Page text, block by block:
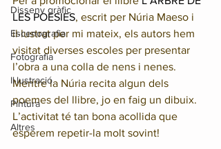
Disseny gràfic
Escenografia
Fotografia
Il·lustració
Pintura
Altres
LES POESIES, escrit per Núria Maeso i
il·lustrat per mi mateix, els autors hem
visitat diverses escoles per presentar
l’obra a una colla de nens i nenes.
Mentre la Núria recita algun dels
poemes del llibre, jo en faig un dibuix.
L’activitat té tan bona acollida que
esperem repetir-la molt sovint!